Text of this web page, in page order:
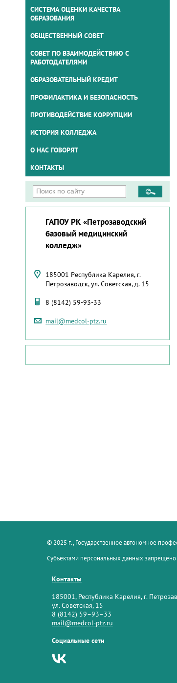
СИСТЕМА ОЦЕНКИ КАЧЕСТВА
ОБРАЗОВАНИЯ
ОБЩЕСТВЕННЫЙ СОВЕТ
СОВЕТ ПО ВЗАИМОДЕЙСТВИЮ С
РАБОТОДАТЕЛЯМИ
ОБРАЗОВАТЕЛЬНЫЙ КРЕДИТ
ПРОФИЛАКТИКА И БЕЗОПАСНОСТЬ
ПРОТИВОДЕЙСТВИЕ КОРРУПЦИИ
ИСТОРИЯ КОЛЛЕДЖА
О НАС ГОВОРЯТ
КОНТАКТЫ
ГАПОУ РК «Петрозаводский
базовый медицинский
колледж»
185001 Республика Карелия, г.
Петрозаводск, ул. Советская, д. 15
8 (8142) 59-93-33
mail@medcol-ptz.ru
© 2025 г., Государственное автономное
Субъектами персональных данных
Контакты
185001, Республика Карелия, г.
ул. Советская, 15
8 (8142) 59–93–33
mail@medcol-ptz.ru
Социальные сети